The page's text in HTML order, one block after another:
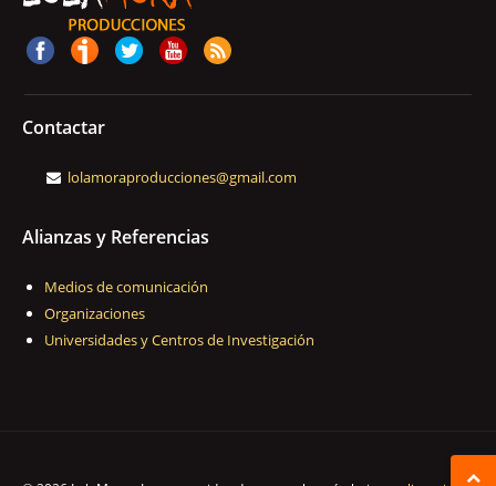
Contactar
lolamoraproducciones@gmail.com
Alianzas y Referencias
Medios de comunicación
Organizaciones
Universidades y Centros de Investigación